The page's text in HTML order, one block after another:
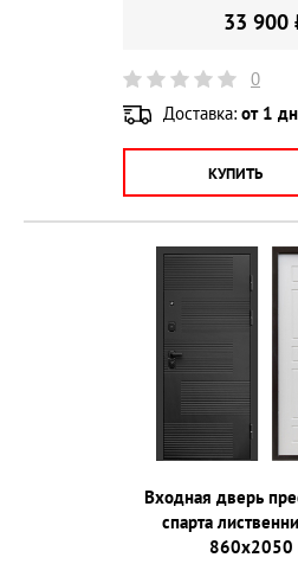
33 900
0
Доставка: от 1
КУПИТЬ
Входная дверь
спарта